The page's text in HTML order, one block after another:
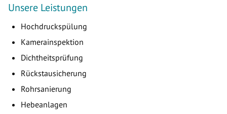
Unsere Leistungen
Hochdruckspülung
Kamerainspektion
Dichtheitsprüfung
Rückstausicherung
Rohrsanierung
Hebeanlagen